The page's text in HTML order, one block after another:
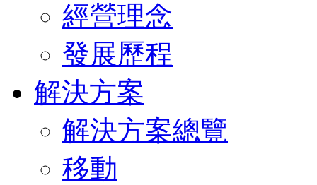
經營理念
發展歷程
解決方案
解決方案總覽
移動